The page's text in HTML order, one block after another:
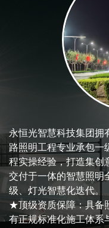
永恒光智慧科技集团拥
路照明工程专业承包一
程实操经验，打造集创
交付于一体的智慧照明
级、灯光智慧化迭代。
★顶级资质保障：具备
有正规标准化施工体系
★ 参上市公司玉禾田【
接社会资本与政府基础
资质企业，城市照明智
★ 截至目前，为全国二
市照明综合管理服务，
★ 响应国家双碳目标，
化城市照明管理的整体
永恒光智慧科技集团立
科技研发能力与丰富的
的综合能源管理服务体
提供一站式解决方案。
★标准技术赋能：核心
标准，依托权威标准化
能方案合规专业、落地
永恒光智慧科技集团聚
技术、艺术创意与地域
综合服务体系，涵盖文
夜游场景赋能等一站式
增收。
★文化深度赋能：深挖
IP，摒弃同质化灯光设